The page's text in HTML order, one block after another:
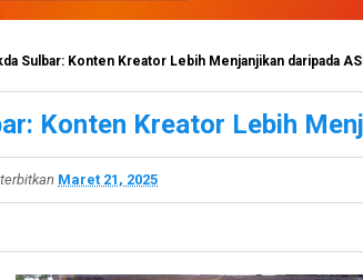
Sulbar: Konten Kreator Lebih Menjanjikan daripada
Konten Kreator Lebih
Maret 21, 2025